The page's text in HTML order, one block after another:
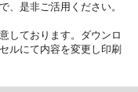
、是非ご活用ください。
しております。ダウンロ
ルにて内容を変更し印刷